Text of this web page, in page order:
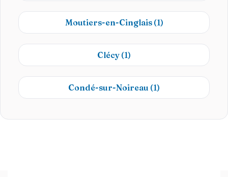
Moutiers-en-Cinglais (1)
Clécy (1)
Condé-sur-Noireau (1)